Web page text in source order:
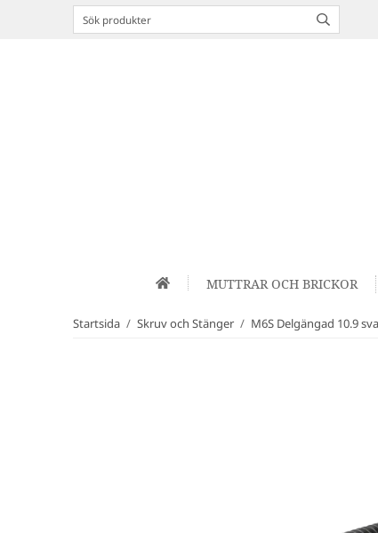
MUTTRAR OCH BRICKOR
Startsida / Skruv och Stänger / M6S Delgängad 10.9